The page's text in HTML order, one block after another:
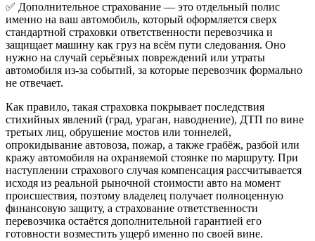
✅ Дополнительное страхование — это отдельный полис
именно на ваш автомобиль, который оформляется сверх
стандартной страховки ответственности перевозчика и
защищает машину как груз на всём пути следования. Оно
нужно на случай серьёзных повреждений или утраты
автомобиля из‑за событий, за которые перевозчик формально
не отвечает.​
Как правило, такая страховка покрывает последствия
стихийных явлений (град, ураган, наводнение), ДТП по вине
третьих лиц, обрушение мостов или тоннелей,
опрокидывание автовоза, пожар, а также грабёж, разбой или
кражу автомобиля на охраняемой стоянке по маршруту. При
наступлении страхового случая компенсация рассчитывается
исходя из реальной рыночной стоимости авто на момент
происшествия, поэтому владелец получает полноценную
финансовую защиту, а страхование ответственности
перевозчика остаётся дополнительной гарантией его
готовности возместить ущерб именно по своей вине.